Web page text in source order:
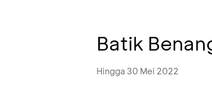
Batik
Hingga 30 Mei 2022